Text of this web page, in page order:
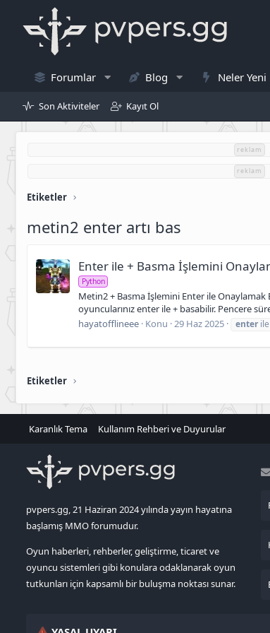
Forumlar Blog Neler Yeni
Son Aktiviteler Kayıt Ol
reklam
reklam
Etiketler
metin2 enter artı bas
Enter ile + Basma İşlemini
Python
Metin2 + Basma İşlemini Enter ile Onaylamak
oyuncularınız enter ile + basabilir. Pencere
hayatofflineee Konu 29 Haz 2025 enter ile
Etiketler
Karanlık Tema Kullanım Rehberi ve Duyurular
pvpers.gg, 21 Haziran 2024 yılında yayın hayatına
başlamış MMO forumudur.
Oyun haberleri, rehberler, geliştirme, ticaret ve
oyuncu sistemleri gibi konulara odaklanarak oyun
tutkunları için kapsamlı bir buluşma noktası sunar.